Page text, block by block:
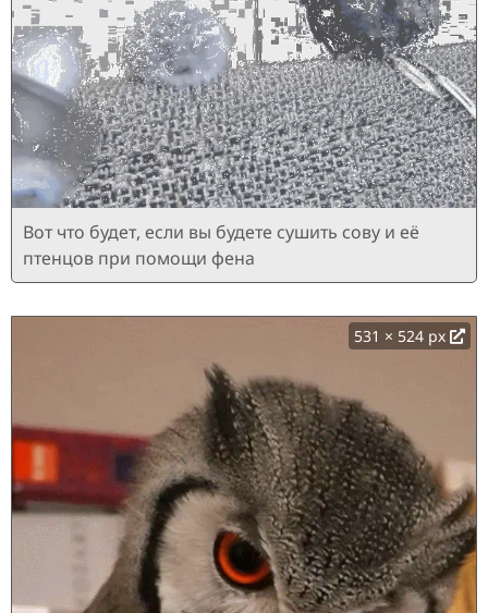
Вот что будет, если вы будете сушить сову и её
птенцов при помощи фена
531 × 524 px